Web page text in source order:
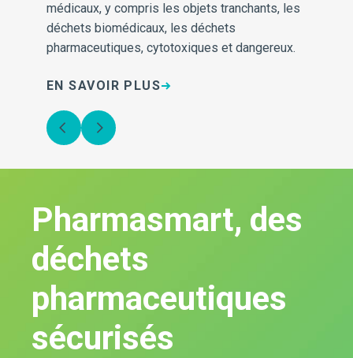
médicaux, y compris les objets tranchants, les
déchets biomédicaux, les déchets
pharmaceutiques, cytotoxiques et dangereux.
EN SAVOIR PLUS
Pharmasmart, des
déchets
pharmaceutiques
sécurisés